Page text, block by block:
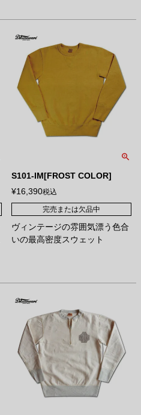
S101-IM[FROST COLOR]
¥16,390税込
完売または欠品中
ヴィンテージの雰囲気漂う色合
いの最高密度スウェット